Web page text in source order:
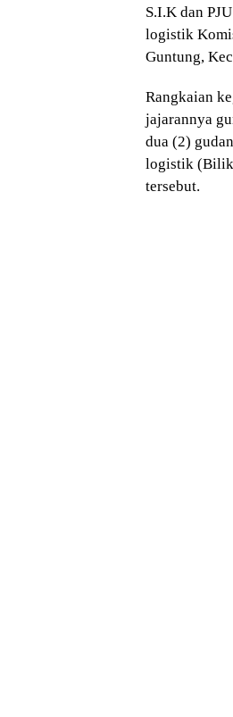
S.I.K dan
logistik
Guntung,
Rangkaian
jajarannya
dua (2)
logistik (Bilik
tersebut.